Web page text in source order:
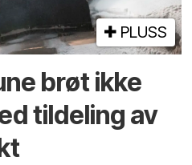
PLUSS
brøt ikke
tildeling av